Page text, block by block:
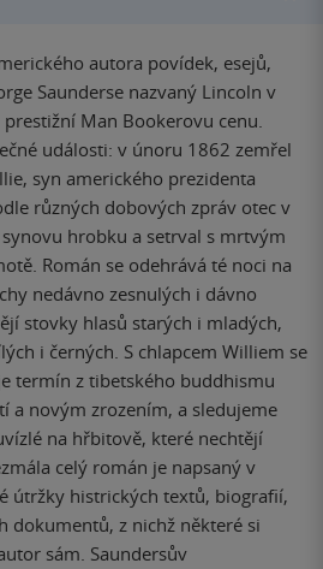
autora povídek, esejů,
Saunderse nazvaný Lincoln v
Man Bookerovu cenu.
události: v únoru 1862 zemřel
syn amerického prezidenta
různých dobových zpráv otec v
hrobku a setrval s mrtvým
Román se odehrává té noci na
nedávno zesnulých i dávno
stovky hlasů starých i mladých,
i černých. S chlapcem Williem se
termín z tibetského buddhismu
a novým zrozením, a sledujeme
na hřbitově, které nechtějí
celý román je napsaný v
útržky histrických textů, biografií,
dokumentů, z nichž některé si
sám. Saundersův